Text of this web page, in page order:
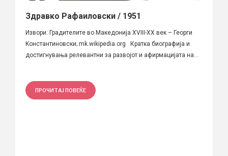
Здравко Рафаиловски / 1951
Извори: Градителите во Македонија XVIII-XX век – Георги
Kонстантиновски; mk.wikipedia.org Кратка биографија и
достигнувања релевантни за развојот и афирмацијата на...
ПРОЧИТАЈ ПОВЕЌЕ